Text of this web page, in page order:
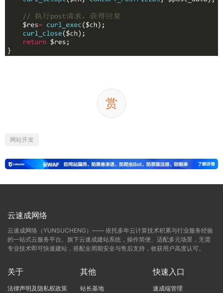
赏
网站开发
云速成网络
云速成网络（YUNSUCHENG）—— 依托多年云计算技术积累与行业服务经验
的一站式云服务平台。旗下云速成建站系统，操作简便、适配多元场景，无需
专业技术即可快速建站，搭配全周期安全与售后支持，收获用户高度认可。
关于
法律声明及隐私权政策
其他
站长基地
快速入口
速成端管理